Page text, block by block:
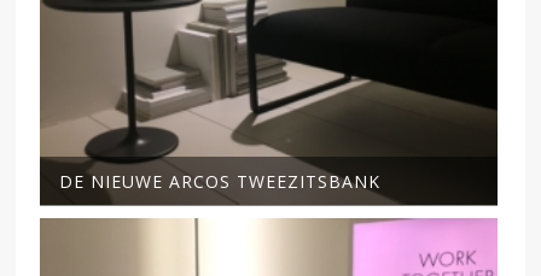
DE NIEUWE ARCOS TWEEZITSBANK